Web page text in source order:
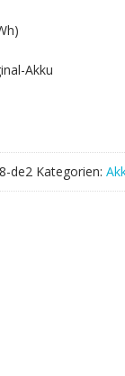
Akku
de2 Kategorien: